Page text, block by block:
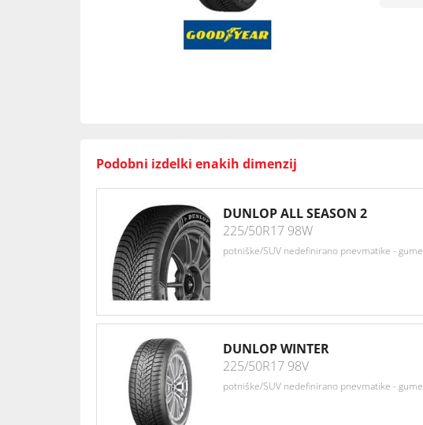
Podobni izdelki enakih dimenzij
DUNLOP ALL SEASON 2
225/50R17 98W
potniške/SUV nedefinirano pnevmatike - gume
DUNLOP WINTER
225/50R17 98V
potniške/SUV nedefinirano pnevmatike - gume